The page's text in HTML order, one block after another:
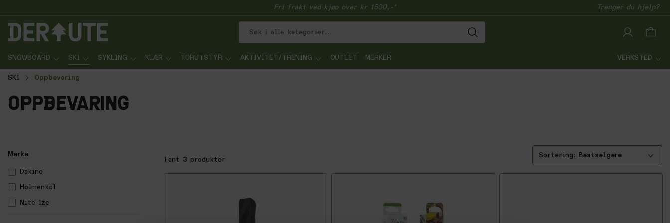
Fri frakt ved kjøp over kr 1500,-* Trenger du hjelp?
SNOWBOARD SKI SYKLING KLÆR TURUTSTYR AKTIVITET/TRENING OUTLET MERKER VERKSTED
SKI Oppbevaring
oppbevaring
Merke
Dakine
Holmenkol
Nite Ize
Bestselgere
Fant 3 produkter